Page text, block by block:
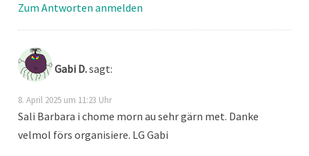
Zum Antworten anmelden
Gabi D.sagt:
8. April 2025 um 11:23 Uhr
Sali Barbara i chome morn au sehr gärn met. Danke
velmol förs organisiere. LG Gabi